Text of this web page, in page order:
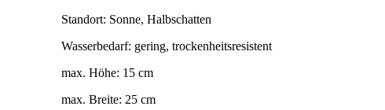
Standort: Sonne, Halbschatten
Wasserbedarf: gering, trockenheitsresistent
max. Höhe: 15 cm
max. Breite: 25 cm